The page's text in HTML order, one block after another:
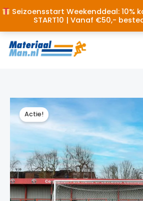
Seizoensstart Weekenddeal: 10%
START10 | Vanaf €50,-
Ga
naar
de
inhoud
Actie!